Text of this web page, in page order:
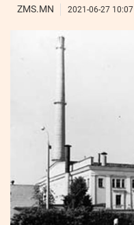
Бизнес
ZMS.MN 2021-06-27 10:07